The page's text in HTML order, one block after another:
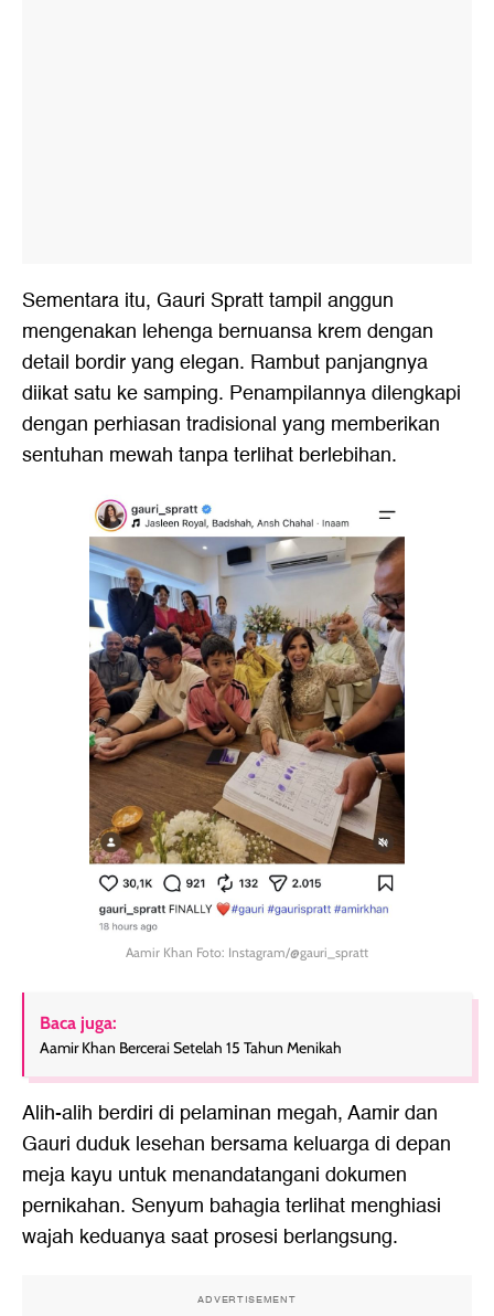
Sementara itu, Gauri Spratt tampil anggun
mengenakan lehenga bernuansa krem dengan
detail bordir yang elegan. Rambut panjangnya
diikat satu ke samping. Penampilannya dilengkapi
dengan perhiasan tradisional yang memberikan
sentuhan mewah tanpa terlihat berlebihan.
Aamir Khan Foto: Instagram/@gauri_spratt
Baca juga:
Aamir Khan Bercerai Setelah 15 Tahun Menikah
Alih-alih berdiri di pelaminan megah, Aamir dan
Gauri duduk lesehan bersama keluarga di depan
meja kayu untuk menandatangani dokumen
pernikahan. Senyum bahagia terlihat menghiasi
wajah keduanya saat prosesi berlangsung.
ADVERTISEMENT